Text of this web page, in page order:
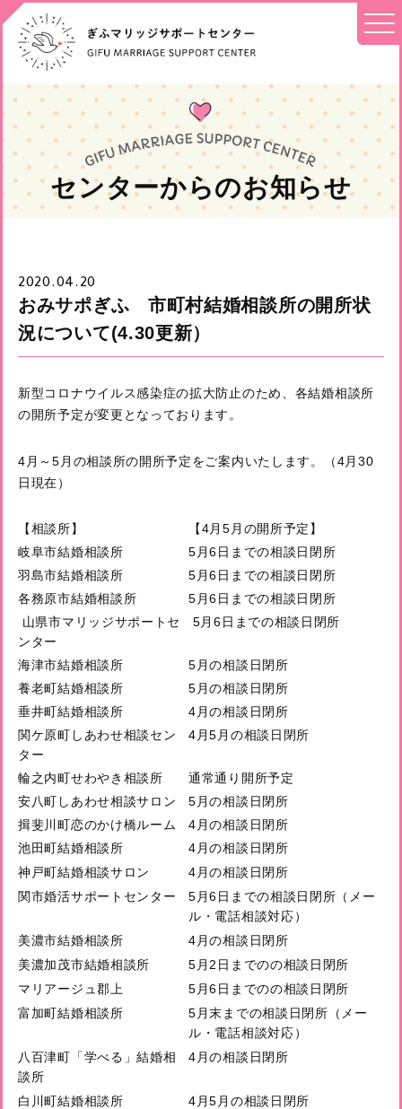
センターからのお知らせ
2020.04.20
おみサポぎふ 市町村結婚相談所の開所状
況について(4.30更新）
新型コロナウイルス感染症の拡大防止のため、各結婚相談所
の開所予定が変更となっております。
4月～5月の相談所の開所予定をご案内いたします。（4月30
日現在）
【相談所】
【4月5月の開所予定】
岐阜市結婚相談所
5月6日までの相談日閉所
羽島市結婚相談所
5月6日までの相談日閉所
各務原市結婚相談所
5月6日までの相談日閉所
山県市マリッジサポートセ
ンター
5月6日までの相談日閉所
海津市結婚相談所
5月の相談日閉所
養老町結婚相談所
5月の相談日閉所
垂井町結婚相談所
4月の相談日閉所
関ケ原町しあわせ相談セン
ター
4月5月の相談日閉所
輪之内町せわやき相談所
通常通り開所予定
安八町しあわせ相談サロン
5月の相談日閉所
揖斐川町恋のかけ橋ルーム
4月の相談日閉所
池田町結婚相談所
4月の相談日閉所
神戸町結婚相談サロン
4月の相談日閉所
関市婚活サポートセンター
5月6日までの相談日閉所（メー
ル・電話相談対応）
美濃市結婚相談所
4月の相談日閉所
美濃加茂市結婚相談所
5月2日までのの相談日閉所
マリアージュ郡上
5月6日までのの相談日閉所
富加町結婚相談所
5月末までの相談日閉所（メー
ル・電話相談対応）
八百津町「学べる」結婚相
談所
4月の相談日閉所
白川町結婚相談所
4月5月の相談日閉所